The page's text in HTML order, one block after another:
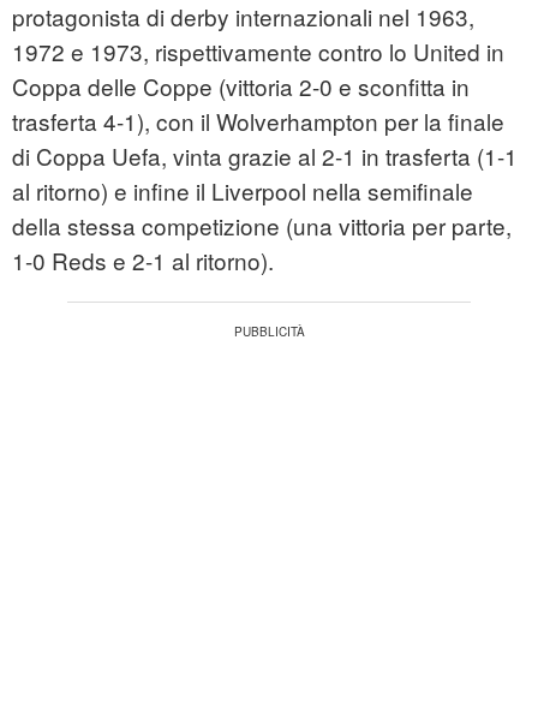
protagonista di derby internazionali nel 1963,
1972 e 1973, rispettivamente contro lo United in
Coppa delle Coppe (vittoria 2-0 e sconfitta in
trasferta 4-1), con il Wolverhampton per la finale
di Coppa Uefa, vinta grazie al 2-1 in trasferta (1-1
al ritorno) e infine il Liverpool nella semifinale
della stessa competizione (una vittoria per parte,
1-0 Reds e 2-1 al ritorno).